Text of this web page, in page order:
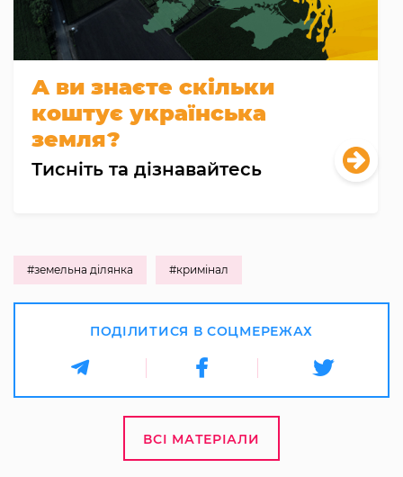
А ви знаєте скільки
коштує українська
земля?
Тисніть та дізнавайтесь
#земельна ділянка #кримінал
ПОДІЛИТИСЯ В СОЦМЕРЕЖАХ
ВСІ МАТЕРІАЛИ